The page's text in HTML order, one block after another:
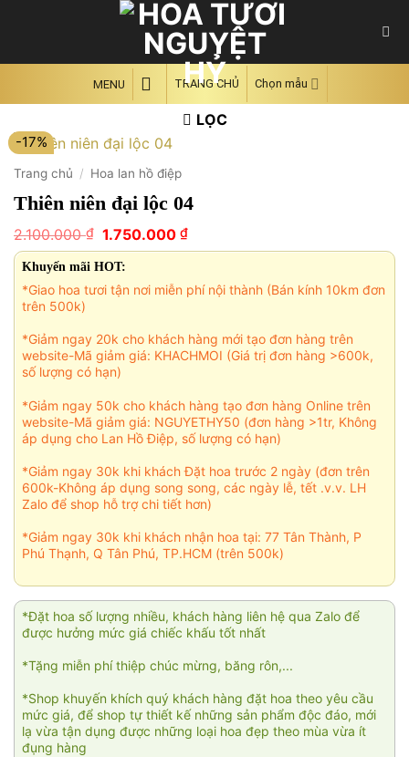
MENU TRANG CHỦ Chọn mẫu
LỌC
-17%
Trang chủ / Hoa lan hồ điệp
Thiên niên đại lộc 04
2.100.000₫ Giá
gốc
là:
2.100.000 ₫.
1.750.000 ₫Giá
hiện
1.750.000 ₫.
Khuyến mãi HOT:
*Giao hoa tươi tận nơi miễn phí nội thành (Bán kính 10km đơn
trên 500k)
*Giảm ngay 20k cho khách hàng mới tạo đơn hàng trên
website-Mã giảm giá: KHACHMOI (Giá trị đơn hàng >600k,
số lượng có hạn)
*Giảm ngay 50k cho khách hàng tạo đơn hàng Online trên
website-Mã giảm giá: NGUYETHY50 (đơn hàng >1tr, Không
áp dụng cho Lan Hồ Điệp, số lượng có hạn)
*Giảm ngay 30k khi khách Đặt hoa trước 2 ngày (đơn trên
600k-Không áp dụng song song, các ngày lễ, tết .v.v. LH
Zalo để shop hỗ trợ chi tiết hơn)
*Giảm ngay 30k khi khách nhận hoa tại: 77 Tân Thành, P
Phú Thạnh, Q Tân Phú, TP.HCM (trên 500k)
*Đặt hoa số lượng nhiều, khách hàng liên hệ qua Zalo để
được hưởng mức giá chiếc khấu tốt nhất
*Tặng miễn phí thiệp chúc mừng, băng rôn,...
*Shop khuyến khích quý khách hàng đặt hoa theo yêu cầu
mức giá, để shop tự thiết kế những sản phẩm độc đáo, mới
lạ vừa tận dụng được những loại hoa đẹp theo mùa vừa ít
đụng hàng